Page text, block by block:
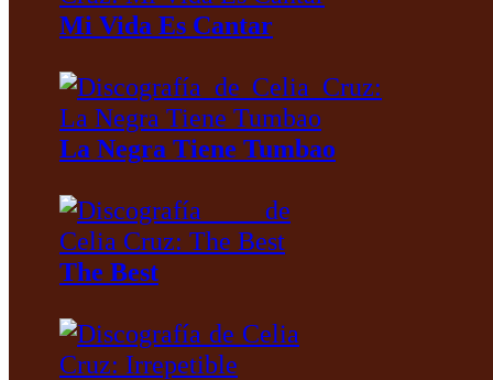
Mi Vida Es Cantar
La Negra Tiene Tumbao
The Best